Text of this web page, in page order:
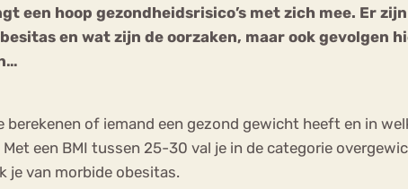
een hoop gezondheidsrisico’s met zich mee. Er
en wat zijn de oorzaken, maar ook gevolgen
berekenen of iemand een gezond gewicht heeft en in
een BMI tussen 25-30 val je in de categorie
je van morbide obesitas.